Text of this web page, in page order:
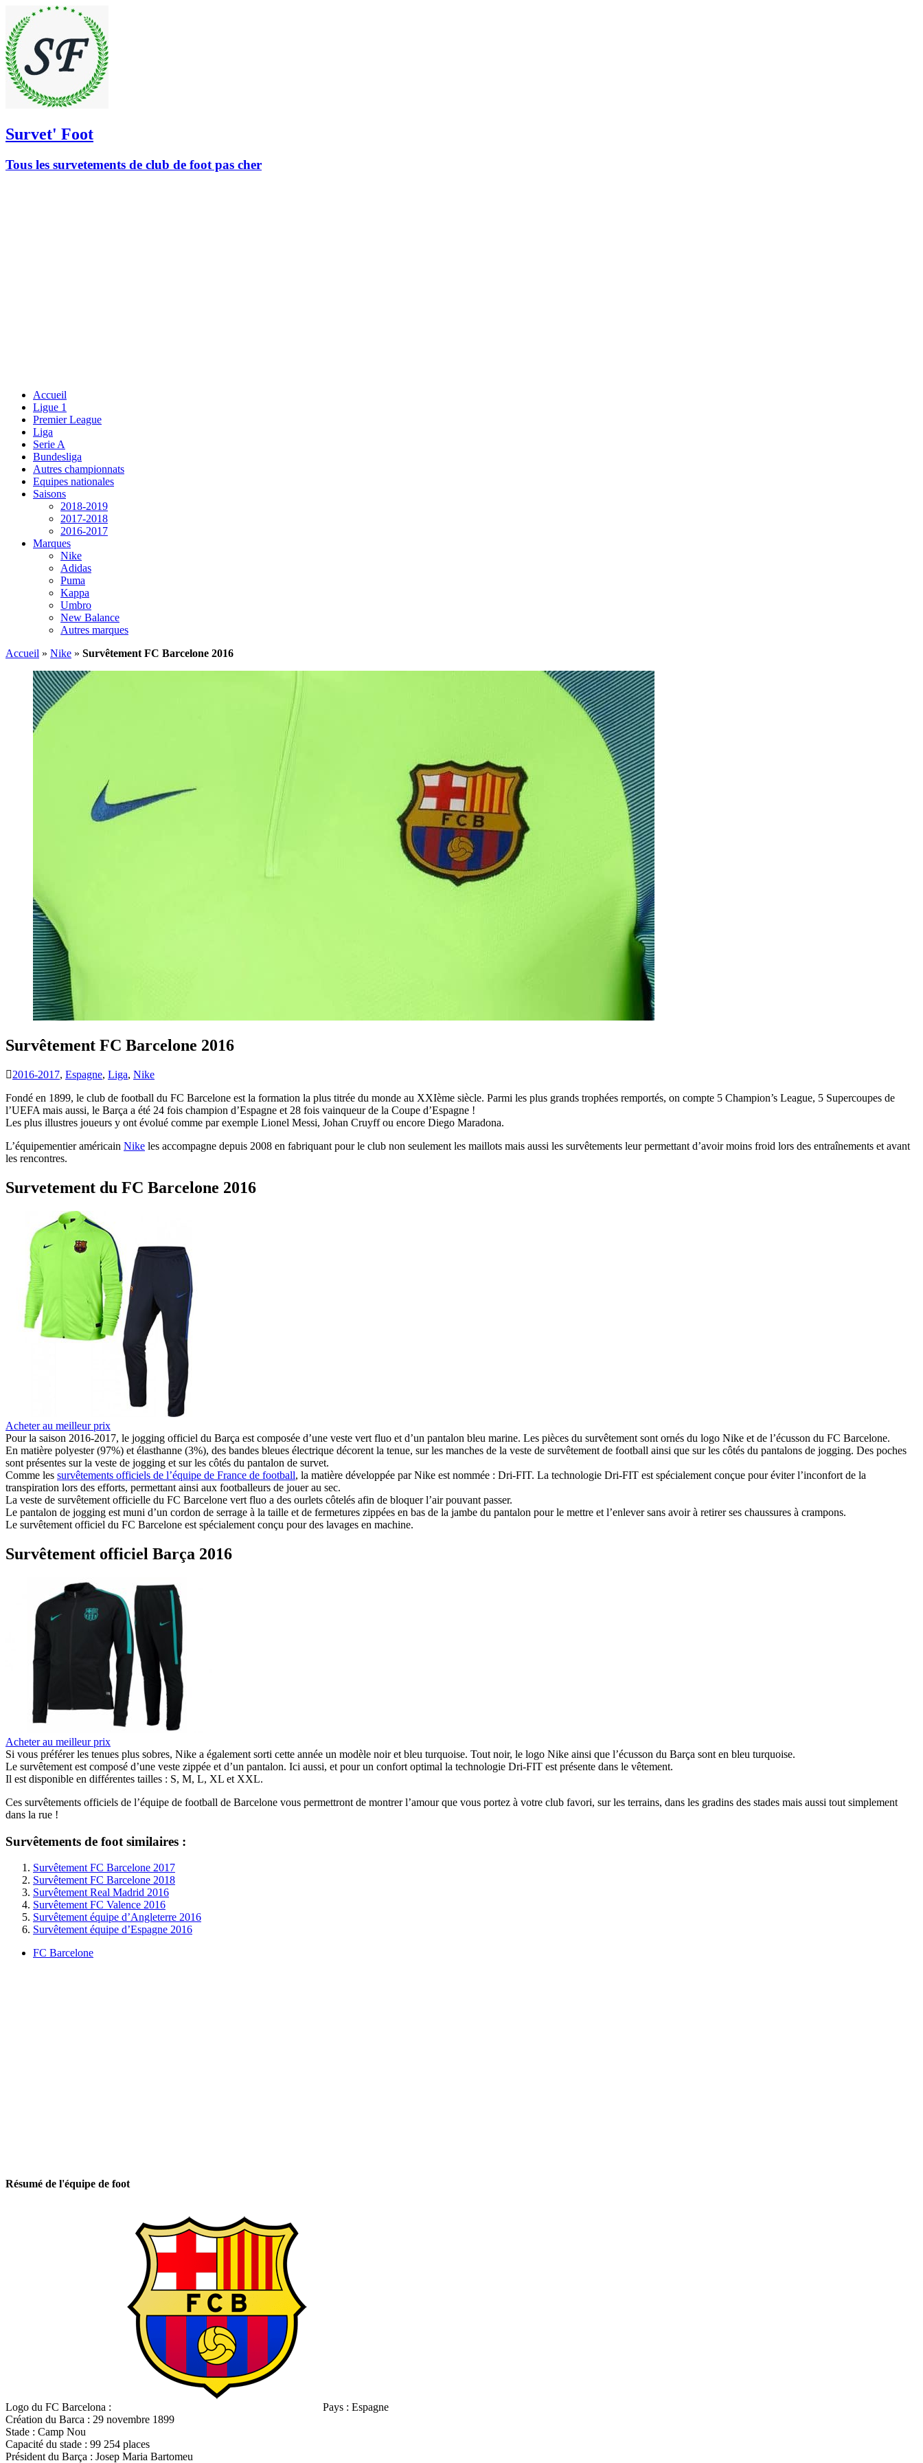
Survet' Foot
Tous les survetements de club de foot pas cher
Accueil
Ligue 1
Premier League
Liga
Serie A
Bundesliga
Autres championnats
Equipes nationales
Saisons
2018-2019
2017-2018
2016-2017
Marques
Nike
Adidas
Puma
Kappa
Umbro
New Balance
Autres marques
Accueil » Nike » Survêtement FC Barcelone 2016
Survêtement FC Barcelone 2016
2016-2017, Espagne, Liga, Nike
Fondé en 1899, le club de football du FC Barcelone est la formation la plus titrée du monde au XXIème siècle. Parmi les plus grands trophées remportés, on compte 5 Champion’s League, 5 Supercoupes de
l’UEFA mais aussi, le Barça a été 24 fois champion d’Espagne et 28 fois vainqueur de la Coupe d’Espagne !
Les plus illustres joueurs y ont évolué comme par exemple Lionel Messi, Johan Cruyff ou encore Diego Maradona.
L’équipementier américain Nike les accompagne depuis 2008 en fabriquant pour le club non seulement les maillots mais aussi les survêtements leur permettant d’avoir moins froid lors des entraînements et avant
les rencontres.
Survetement du FC Barcelone 2016
Acheter au meilleur prix
Pour la saison 2016-2017, le jogging officiel du Barça est composée d’une veste vert fluo et d’un pantalon bleu marine. Les pièces du survêtement sont ornés du logo Nike et de l’écusson du FC Barcelone.
En matière polyester (97%) et élasthanne (3%), des bandes bleues électrique décorent la tenue, sur les manches de la veste de survêtement de football ainsi que sur les côtés du pantalons de jogging. Des poches
sont présentes sur la veste de jogging et sur les côtés du pantalon de survet.
Comme les survêtements officiels de l’équipe de France de football, la matière développée par Nike est nommée : Dri-FIT. La technologie Dri-FIT est spécialement conçue pour éviter l’inconfort de la
transpiration lors des efforts, permettant ainsi aux footballeurs de jouer au sec.
La veste de survêtement officielle du FC Barcelone vert fluo a des ourlets côtelés afin de bloquer l’air pouvant passer.
Le pantalon de jogging est muni d’un cordon de serrage à la taille et de fermetures zippées en bas de la jambe du pantalon pour le mettre et l’enlever sans avoir à retirer ses chaussures à crampons.
Le survêtement officiel du FC Barcelone est spécialement conçu pour des lavages en machine.
Survêtement officiel Barça 2016
Acheter au meilleur prix
Si vous préférer les tenues plus sobres, Nike a également sorti cette année un modèle noir et bleu turquoise. Tout noir, le logo Nike ainsi que l’écusson du Barça sont en bleu turquoise.
Le survêtement est composé d’une veste zippée et d’un pantalon. Ici aussi, et pour un confort optimal la technologie Dri-FIT est présente dans le vêtement.
Il est disponible en différentes tailles : S, M, L, XL et XXL.
Ces survêtements officiels de l’équipe de football de Barcelone vous permettront de montrer l’amour que vous portez à votre club favori, sur les terrains, dans les gradins des stades mais aussi tout simplement
dans la rue !
Survêtements de foot similaires :
Survêtement FC Barcelone 2017
Survêtement FC Barcelone 2018
Survêtement Real Madrid 2016
Survêtement FC Valence 2016
Survêtement équipe d’Angleterre 2016
Survêtement équipe d’Espagne 2016
FC Barcelone
Résumé de l'équipe de foot
Logo du FC Barcelona :
Pays : Espagne
Création du Barca : 29 novembre 1899
Stade : Camp Nou
Capacité du stade : 99 254 places
Président du Barça : Josep Maria Bartomeu